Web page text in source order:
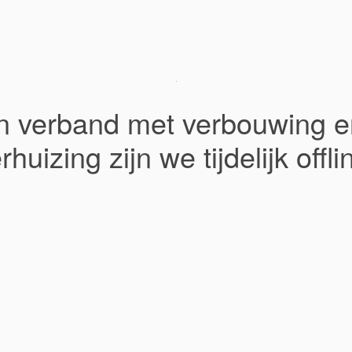
verband met verbouwing
zijn we tijdelijk